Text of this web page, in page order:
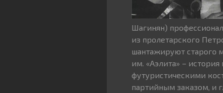
Шагинян)
из пролетарского
шантажируют старого
им. «Аэлита» –
футуристическими
партийным заказом, и